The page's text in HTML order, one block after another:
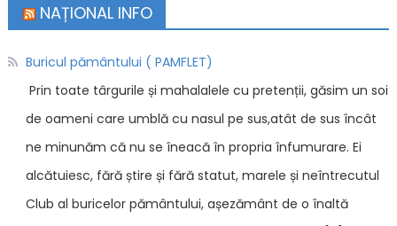
NAȚIONAL INFO
Buricul pământului ( PAMFLET)
Prin toate târgurile și mahalalele cu pretenții, găsim un soi
de oameni care umblă cu nasul pe sus,atât de sus încât
ne minunăm că nu se îneacă în propria înfumurare. Ei
alcătuiesc, fără știre și fără statut, marele și neîntrecutul
Club al buricelor pământului, așezământ de o înaltă